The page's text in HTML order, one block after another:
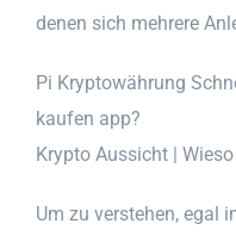
denen sich mehrere
Pi Kryptowährung
kaufen app?
Krypto Aussicht |
Um zu verstehen, egal